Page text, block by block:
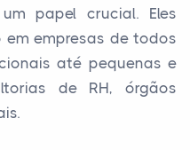
papel crucial. Eles
empresas de todos
até pequenas e
de RH, órgãos